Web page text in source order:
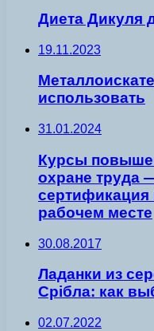
Диета Дикуля
19.11.2023
использовать
31.01.2024
Курсы
охране труда
сертификация
рабочем месте
30.08.2017
Ладанки из
Срібла: как
02.07.2022